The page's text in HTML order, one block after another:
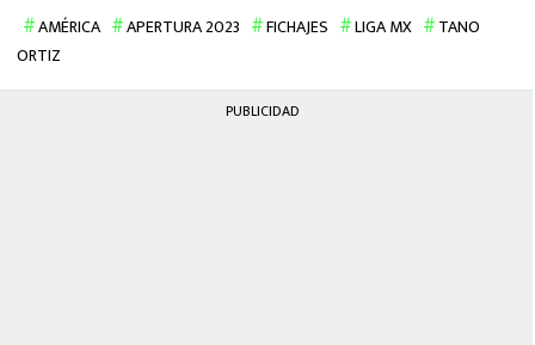
AMÉRICA APERTURA 2023 FICHAJES LIGA MX
TANO
ORTIZ
PUBLICIDAD